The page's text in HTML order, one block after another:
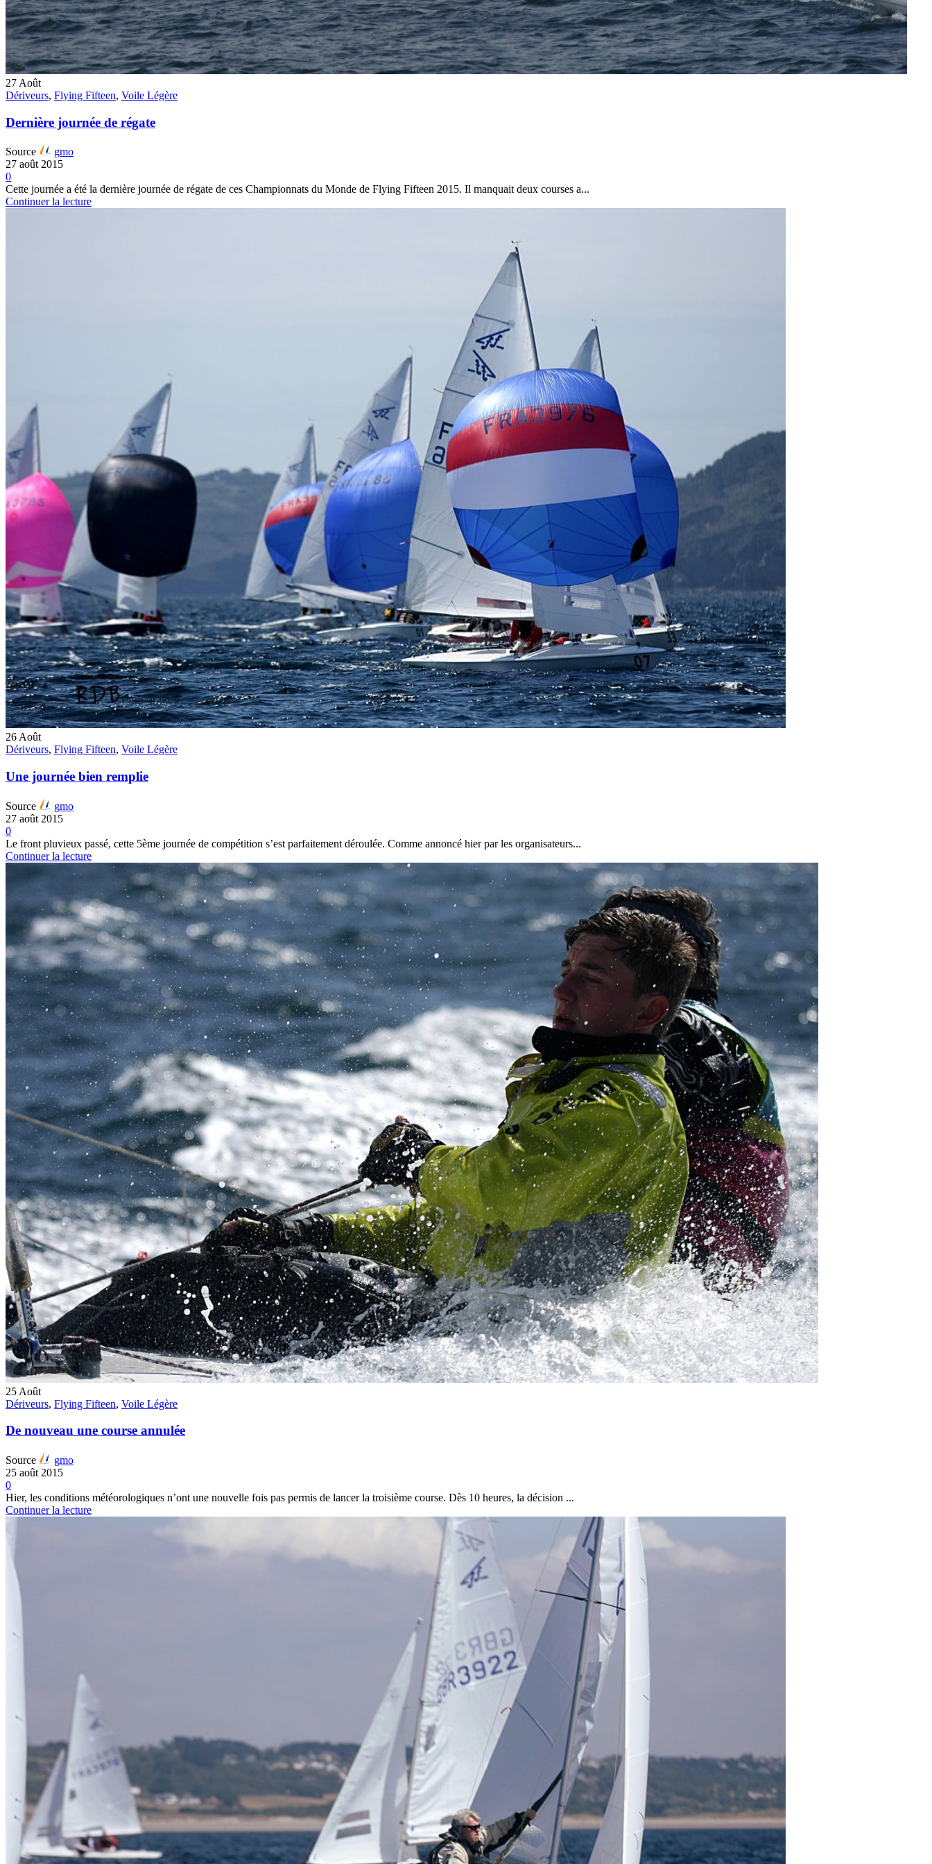
Vitesse absolue
SP80 franchit la barre mythique des 50 noeuds
SP80
13 mars 2025
0
28Fév
13Fév
Class40 ,Classe Ultim 32/23 Course au Large,IMOCA,Multi50 - Ocean Fifty,Transat Café l'Or
4 classes, 4 parcours, 4 duos vainqueurs
Source
Transat Café l'Or
13 février 2025
0
22Jan
Classe Ultim 32/23 ,Records Trophée Jules Verne
Gitana 17 devient Actual Ultim 4
Source
Gitana Team
22 janvier 2025
27 Août
Dériveurs, Flying Fifteen, Voile Légère
Dernière journée de régate
Source
gmo
27 août 2015
0
Cette journée a été la dernière journée de régate de ces Championnats du Monde de Flying Fifteen 2015. Il manquait deux courses a...
Continuer la lecture
26 Août
Dériveurs, Flying Fifteen, Voile Légère
Une journée bien remplie
Source
gmo
27 août 2015
0
Le front pluvieux passé, cette 5ème journée de compétition s’est parfaitement déroulée. Comme annoncé hier par les organisateurs...
Continuer la lecture
25 Août
Dériveurs, Flying Fifteen, Voile Légère
De nouveau une course annulée
Source
gmo
25 août 2015
0
Hier, les conditions météorologiques n’ont une nouvelle fois pas permis de lancer la troisième course. Dès 10 heures, la décision ...
Continuer la lecture